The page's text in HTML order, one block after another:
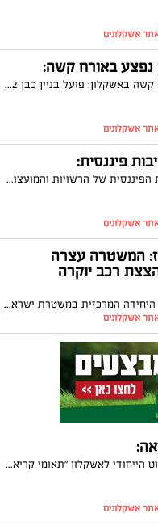
נפצע באורח קשה:
תאונת עבודה קשה באשקלון: פועל בניין כבן 22 נפצע באורח קשה לאחר שנפגע ממיכל בטון שנפל עליו ממנוף באתר בנייה בשכונת אגמים. הוא נפגע פגיעה רב מערכתית
פיננסית:
דירוג היציבות הפיננסית של הרשויות והמועצות המקומיות של CofaceBdi חושף כי אשקלון הידרדרה ביציבות הפיננסית שלה וירדה 4 מקומות בשנה החולפת עד למקום 17. בשנת 2011 אשקלון הייתה בראש רשימת העיריות היציבות בישראל
המשטרה עצרה
רכב יוקרה
פעילות בלשי היחידה המרכזית במשטרת ישראל, הביאה למעצרם של ארבעה חשודים בהצתת רכבו היוקרתי של תושב אשקלון. בתום איסוף ראיות, תרגילי חקירה ועדות תנועת החשודים על פי אפליקציית WAZE, גובשה תשתית ראייתית נגדם לכדי כתב אישום אשר יוגש היום בבית המשפט המחוזי בבאר שבע באמצעות פרקליטות דרום
פרויקט הפיילוט הייחודי לאשקלון "תאומי קריאה" המתקיים יחד עם הקהילה היהודית בבולטימור, ארה''ב הסתיים השבוע בערב חגיגי